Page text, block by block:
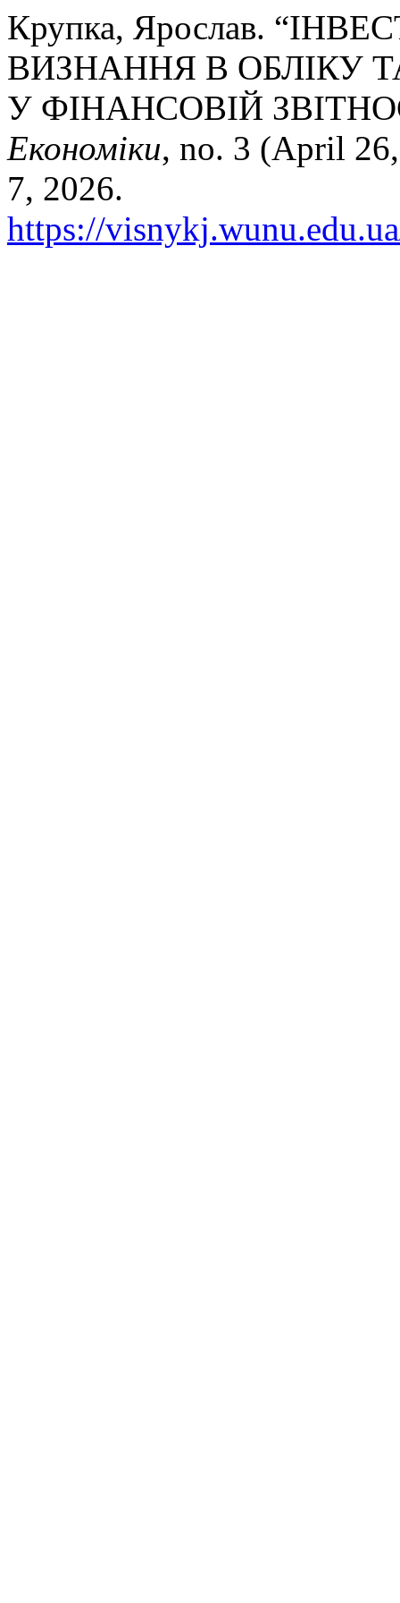
Крупка, Ярослав.
ВИЗНАННЯ В ОБЛІКУ
У ФІНАНСОВІЙ
Економіки, no. 3 (April
7, 2026.
https://